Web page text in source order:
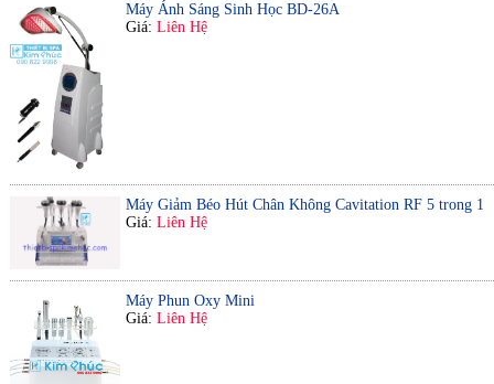
Máy Ánh Sáng Sinh Học BD-26A
Giá: Liên Hệ
Máy Giảm Béo Hút Chân Không Cavitation RF 5 trong 1
Giá: Liên Hệ
Máy Phun Oxy Mini
Giá: Liên Hệ